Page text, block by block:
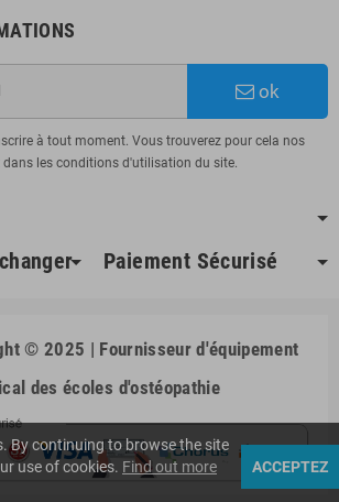
ok
à tout moment. Vous trouverez pour cela nos
les conditions d'utilisation du site.
Paiement Sécurisé
© 2025 | Fournisseur d'équipement
des écoles d'ostéopathie
By continuing to browse the site
use of cookies. Find out more
ACCEPTEZ